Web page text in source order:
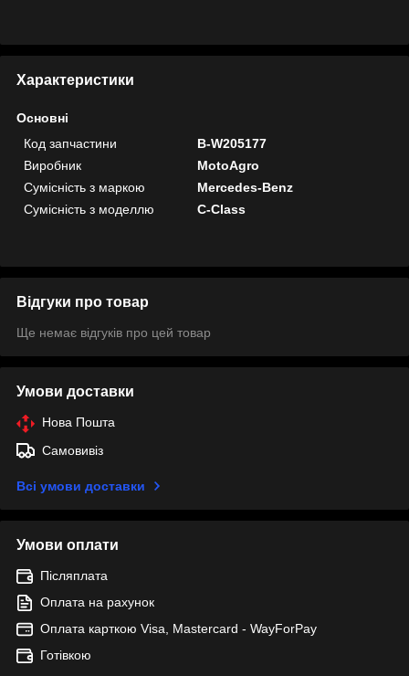
Характеристики
Основні
Код запчастини
B-W205177
Виробник
MotoAgro
Сумісність з маркою
Mercedes-Benz
Сумісність з моделлю
C-Class
Відгуки про товар
Ще немає відгуків про цей товар
Умови доставки
Нова Пошта
Самовивіз
Всі умови доставки
Умови оплати
Післяплата
Оплата на рахунок
Оплата карткою Visa, Mastercard - WayForPay
Готівкою